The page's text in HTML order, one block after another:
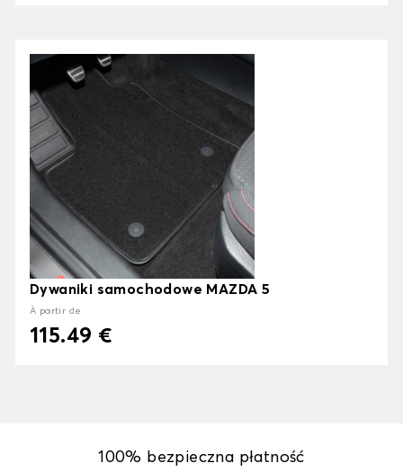
Dywaniki samochodowe MAZDA 5
À partir de
115.49 €
100% bezpieczna płatność